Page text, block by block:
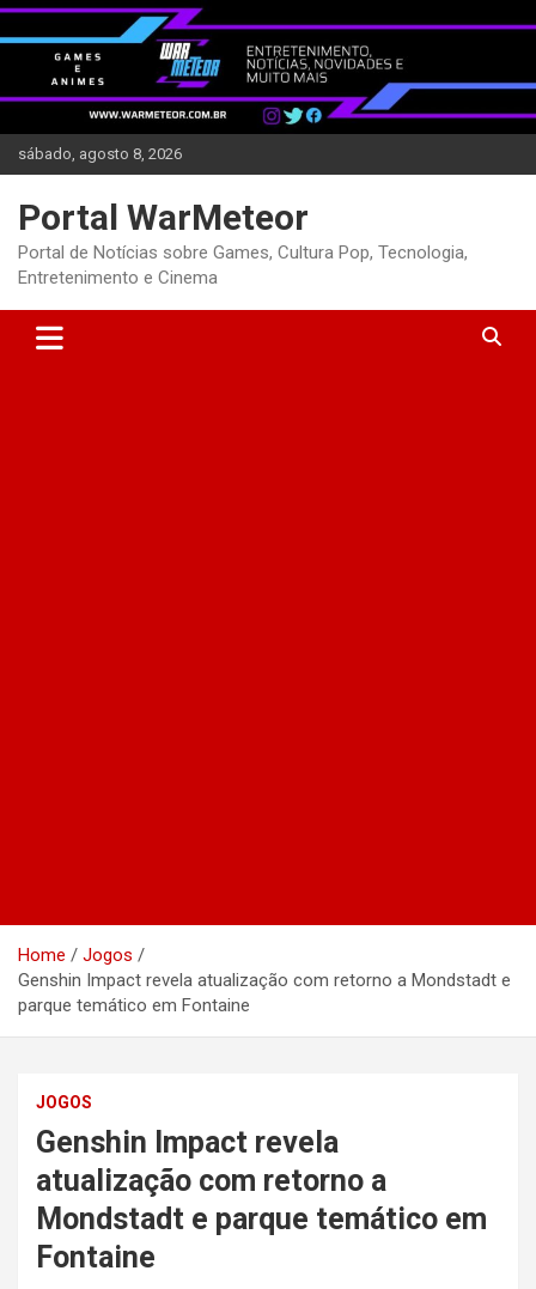
Skip
to
content
sábado, agosto 8, 2026
Portal WarMeteor
Portal de Notícias sobre Games, Cultura Pop, Tecnologia,
Entretenimento e Cinema
Home
Jogos
Genshin Impact revela atualização com retorno a Mondstadt e
parque temático em Fontaine
JOGOS
Genshin Impact revela
atualização com retorno a
Mondstadt e parque temático em
Fontaine